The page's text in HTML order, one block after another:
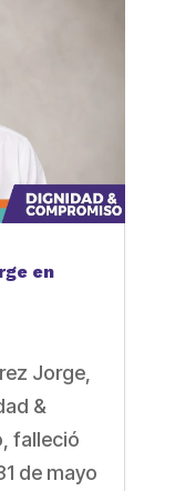
en
Jorge,
&
falleció
de mayo